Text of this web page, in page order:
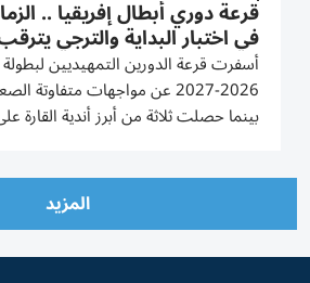
قرعة دوري أبطال إفريقيا ..
في اختبار البداية والترجي
أسفرت قرعة الدورين التمهيديين لبطولة
2026-2027 عن مواجهات متفاوتة
بينما حصلت ثلاثة من أبرز أندية
المزيد